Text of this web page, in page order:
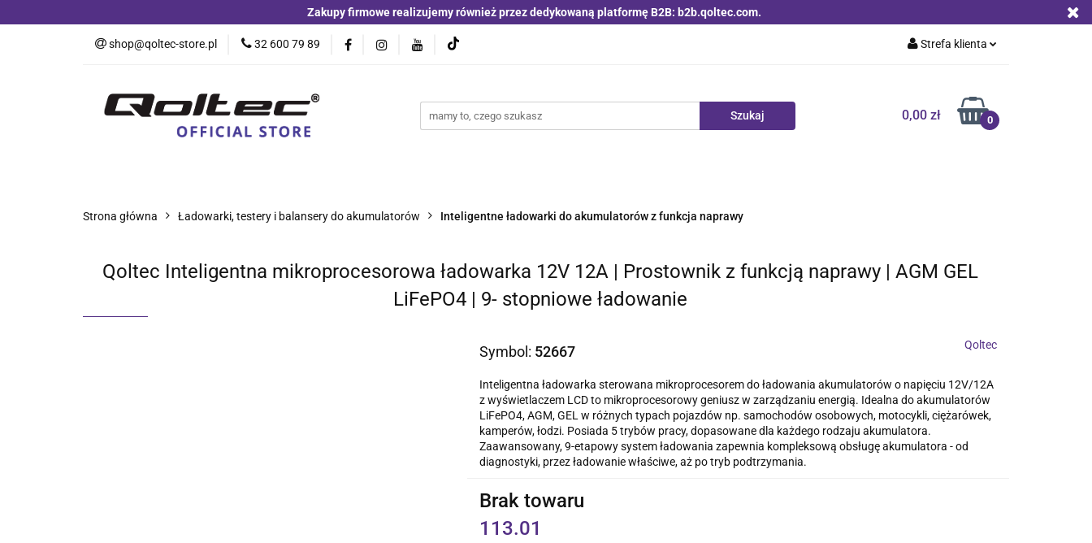
Zakupy firmowe realizujemy również przez dedykowaną platformę B2B: b2b.qoltec.com.
shop@qoltec-store.pl 32 600 79 89 Strefa klienta
Zarejestruj się
0,00 zł 0
Blog
Kategorie Czujniki i detektory Switche | Ethernet Anteny LTE 4G 5G
Strona główna Ładowarki, testery i balansery do akumulatorów Inteligentne ładowarki do akumulatorów z funkcja naprawy
Qoltec Inteligentna mikroprocesorowa ładowarka 12V 12A | Prostownik z funkcją naprawy | AGM GEL
LiFePO4 | 9- stopniowe ładowanie
Symbol: 52667 Qoltec
Inteligentna ładowarka sterowana mikroprocesorem do ładowania akumulatorów o napięciu 12V/12A
z wyświetlaczem LCD to mikroprocesorowy geniusz w zarządzaniu energią. Idealna do akumulatorów
LiFePO4, AGM, GEL w różnych typach pojazdów np. samochodów osobowych, motocykli, ciężarówek,
kamperów, łodzi. Posiada 5 trybów pracy, dopasowane dla każdego rodzaju akumulatora.
Zaawansowany, 9-etapowy system ładowania zapewnia kompleksową obsługę akumulatora - od
diagnostyki, przez ładowanie właściwe, aż po tryb podtrzymania.
Brak towaru
113.01